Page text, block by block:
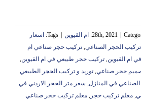
ام القيوين Tags:
اسعار
تركيب الحجر الصناعي, تركيب حجر صناعي ام
ام القيوين, تركيب حجر طبيعي في ام القيوين,
حجر صناعي, توريد و تركيب الحجر الطبيعي
في المنازل, سعر متر الحجر الاردني في
, معلم تركيب حجر , معلم تركيب حجر صناعي